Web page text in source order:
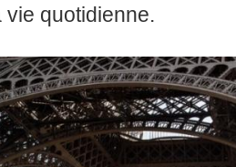
quotidienne.